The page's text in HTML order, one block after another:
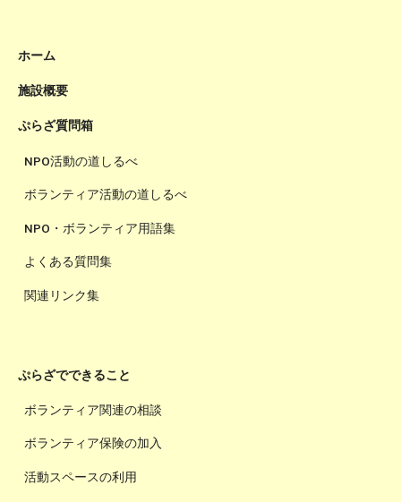
ホーム
施設概要
ぷらざ質問箱
NPO活動の道しるべ
ボランティア活動の道しるべ
NPO・ボランティア用語集
よくある質問集
関連リンク集
ぷらざでできること
ボランティア関連の相談
ボランティア保険の加入
活動スペースの利用